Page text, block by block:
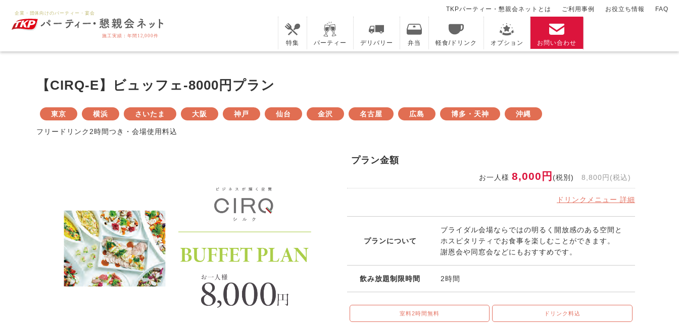
特集 パーティー デリバリー 弁当 軽食/ドリンク オプション お問い合わせ
TKPパーティー・懇親会ネットとは ご利用事例 お役立ち情報 FAQ
【CIRQ-E】ビュッフェ-8000円プラン
東京 横浜 さいたま 大阪 神戸 仙台 金沢 名古屋 広島 博多・天神 沖縄
フリードリンク2時間つき・会場使用料込
プラン金額
お一人様 8,000円 (税別) 8,800円(税込)
ドリンクメニュー 詳細
プランについて
ブライダル会場ならではの明るく開放感のある空間と
ホスピタリティでお食事を楽しむことができます。
謝恩会や同窓会などにもおすすめです。
飲み放題制限時間 2時間
室料2時間無料 ドリンク料込